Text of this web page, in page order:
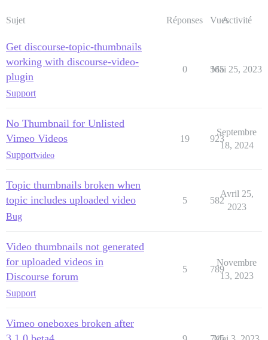
Sujet Réponses VuesActivité
Get discourse-topic-thumbnails
working with discourse-video-
plugin
Support
0 565
Mai 25, 2023
No Thumbnail for Unlisted
Vimeo Videos
Supportvideo
19 923
Septembre
18, 2024
Topic thumbnails broken when
topic includes uploaded video
Bug
5 582
Avril 25,
2023
Video thumbnails not generated
for uploaded videos in
Discourse forum
Support
5 789
Novembre
13, 2023
Vimeo oneboxes broken after